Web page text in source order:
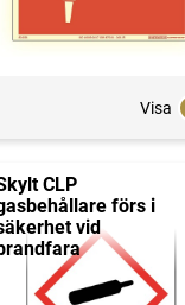
Visa
CLP
förs i
vid